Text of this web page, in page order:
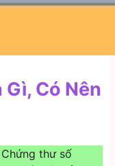
Có Nên
thư số